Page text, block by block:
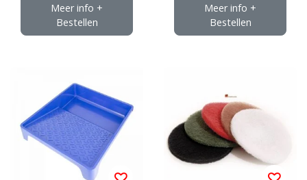
Meer info +
Bestellen
Meer info +
Bestellen